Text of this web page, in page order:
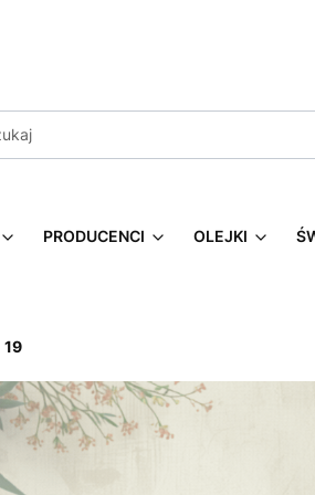
PRODUCENCI OLEJKI
19